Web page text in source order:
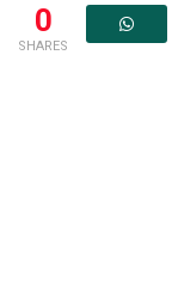
0
SHARES